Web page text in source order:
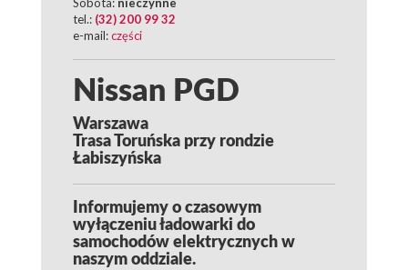
tel.: (32) 200 99 32
e-mail:części
Nissan PGD
Warszawa
Trasa Toruńska przy rondzie
Łabiszyńska
Informujemy o czasowym
wyłączeniu ładowarki do
samochodów elektrycznych w
naszym oddziale.